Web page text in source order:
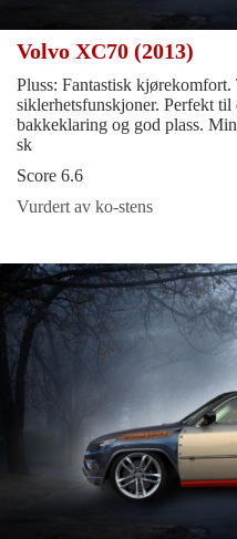
Volvo XC70 (2013)
Pluss: Fantastisk
siklerhetsfunskjoner. Perfekt
bakkeklaring og god plass.
sk
Score 6.6
Vurdert av ko-stens